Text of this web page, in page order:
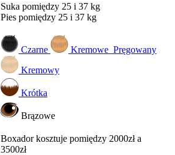
Suka pomiędzy 25 i 37 kg
Pies pomiędzy 25 i 37 kg
Czarne Kremowe Pręgowany
Kremowy
Krótka
Brązowe
Boxador kosztuje pomiędzy 2000zł a
3500zł